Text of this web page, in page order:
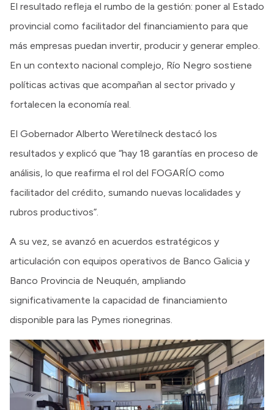
El resultado refleja el rumbo de la gestión: poner al Estado
provincial como facilitador del financiamiento para que
más empresas puedan invertir, producir y generar empleo.
En un contexto nacional complejo, Río Negro sostiene
políticas activas que acompañan al sector privado y
fortalecen la economía real.
El Gobernador Alberto Weretilneck destacó los
resultados y explicó que “hay 18 garantías en proceso de
análisis, lo que reafirma el rol del FOGARÍO como
facilitador del crédito, sumando nuevas localidades y
rubros productivos”.
A su vez, se avanzó en acuerdos estratégicos y
articulación con equipos operativos de Banco Galicia y
Banco Provincia de Neuquén, ampliando
significativamente la capacidad de financiamiento
disponible para las Pymes rionegrinas.